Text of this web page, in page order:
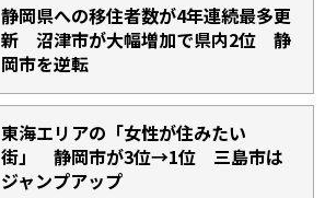
静岡県への移住者数が4年連続最多更
新 沼津市が大幅増加で県内2位 静
岡市を逆転
東海エリアの「女性が住みたい
街」 静岡市が3位→1位 三島市は
ジャンプアップ